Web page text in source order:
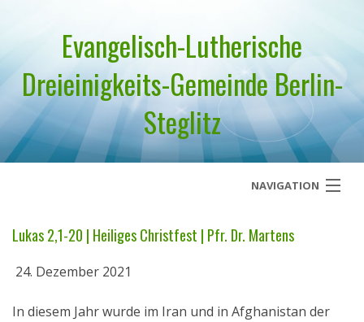
Evangelisch-Lutherische
Dreieinigkeits-Gemeinde Berlin-
Steglitz
NAVIGATION
Über uns
Geistliches Wort
Lukas 2,1-20 | Heiliges Christfest | Pfr. Dr. Martens
24. Dezember 2021
In diesem Jahr wurde im Iran und in Afghanistan der